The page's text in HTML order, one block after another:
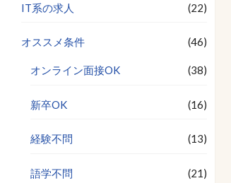
IT系の求人 (22)
オススメ条件 (46)
オンライン面接OK (38)
新卒OK (16)
経験不問 (13)
語学不問 (21)